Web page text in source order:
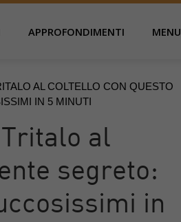
APPROFONDIMENTI MENU
AL COLTELLO CON QUESTO
IN 5 MINUTI
al
segreto:
in